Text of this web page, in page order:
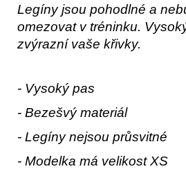
Legíny jsou pohodlné a
omezovat v tréninku.
zvýrazní vaše křivky.
- Vysoký pas
- Bezešvý materiál
- Legíny nejsou průsvitné
- Modelka má velikost XS